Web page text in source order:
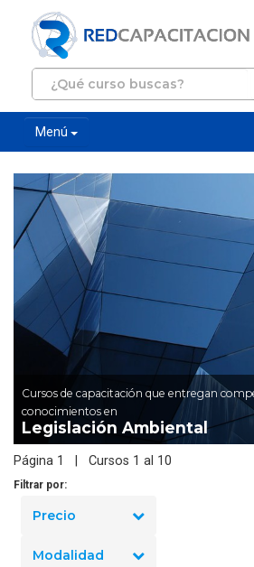
Menú
Cursos de capacitación que entregan
conocimientos en
Legislación Ambiental
Página 1 | Cursos 1 al 10
Filtrar por:
Precio
Modalidad